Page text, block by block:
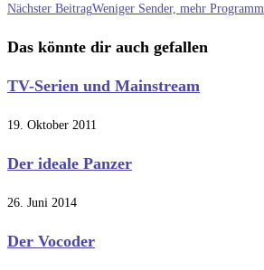
Artikel
ansehen
Nächster BeitragWeniger Sender, mehr Programm
Das könnte dir auch gefallen
TV-Serien und Mainstream
19. Oktober 2011
Der ideale Panzer
26. Juni 2014
Der Vocoder